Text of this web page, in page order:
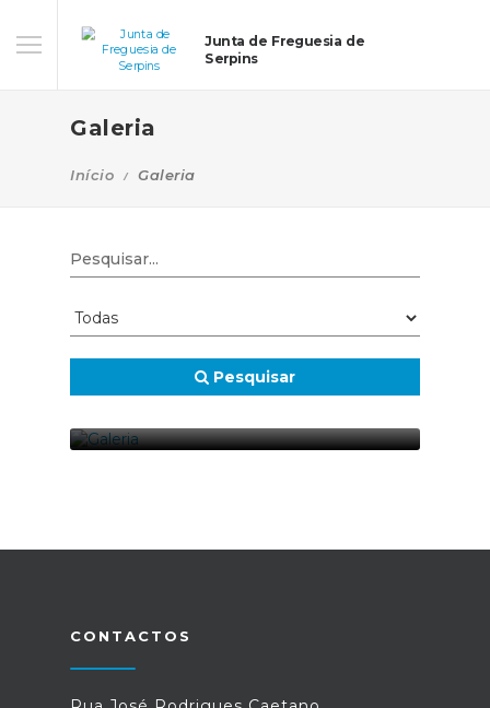
Junta de Freguesia de
Serpins
Galeria
Início Galeria
Pesquisar
CONTACTOS